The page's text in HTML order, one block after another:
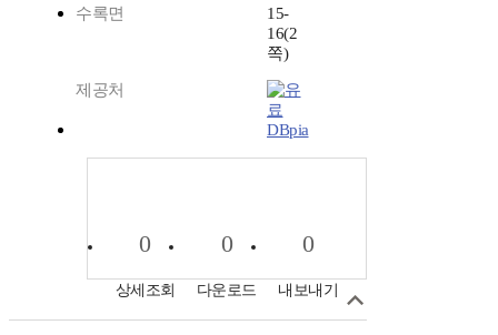
수록면
15-
16(2
쪽)
제공처
DBpia
0
상세조회
0
다운로드
0
내보내기